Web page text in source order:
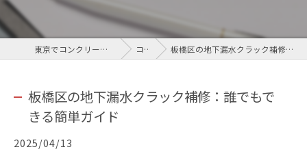
東京でコンクリートなら株式会社LIFIX コラム 板橋区の地下漏水クラック補修：誰でもできる簡単ガイド
板橋区の地下漏水クラック補修：誰でもで
きる簡単ガイド
2025/04/13